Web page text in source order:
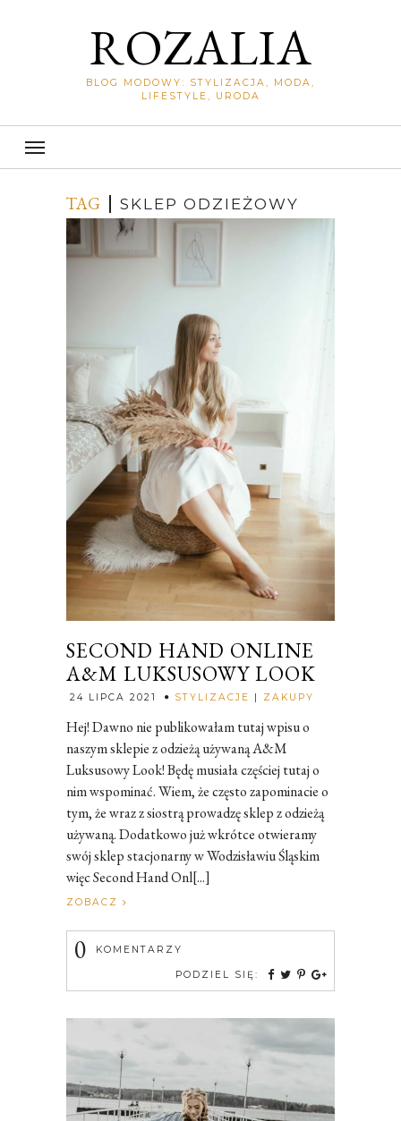
ROZALIA
BLOG MODOWY: STYLIZACJA, MODA,
LIFESTYLE, URODA
TAG SKLEP ODZIEŻOWY
SECOND HAND ONLINE
A&M LUKSUSOWY LOOK
24 LIPCA 2021 STYLIZACJE | ZAKUPY
Hej! Dawno nie publikowałam tutaj wpisu o
naszym sklepie z odzieżą używaną A&M
Luksusowy Look! Będę musiała częściej tutaj o
nim wspominać. Wiem, że często zapominacie o
tym, że wraz z siostrą prowadzę sklep z odzieżą
używaną. Dodatkowo już wkrótce otwieramy
swój sklep stacjonarny w Wodzisławiu Śląskim
więc Second Hand Onl[...]
ZOBACZ
0 KOMENTARZY
PODZIEL SIĘ: